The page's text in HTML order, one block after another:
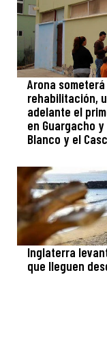
Arona
rehabilitación,
adelante el
en Guargacho
Blanco y el
Inglaterra
que lleguen